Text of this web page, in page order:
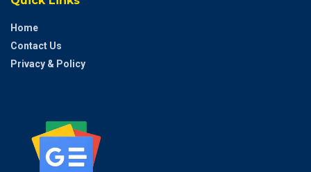
Home
Contact Us
Privacy & Policy